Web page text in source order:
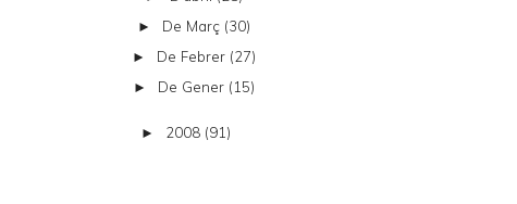
► De Març (30)
► De Febrer (27)
► De Gener (15)
► 2008 (91)